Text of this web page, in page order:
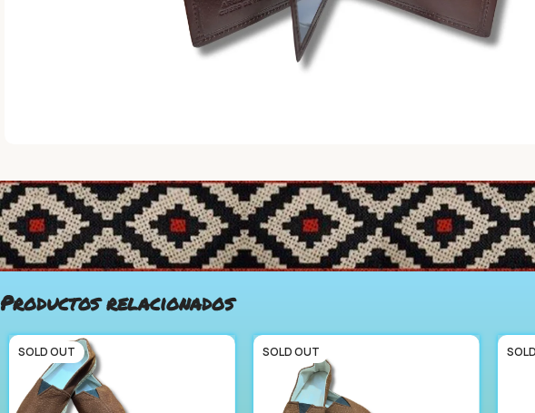
Productos relacionados
SOLD OUT SOLD OUT